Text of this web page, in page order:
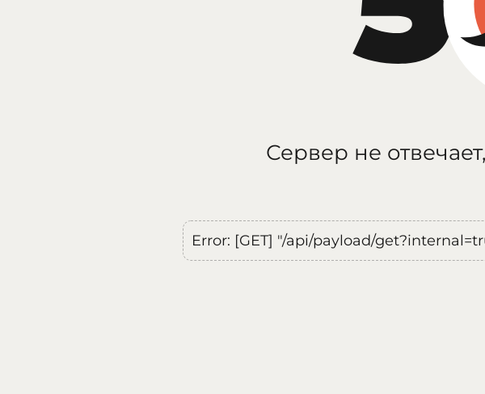
Сервер не
Error: [GET] "/api/payload/